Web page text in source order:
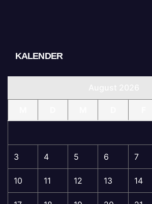
KALENDER
3 4 5 6 7
10 11 12 13 14